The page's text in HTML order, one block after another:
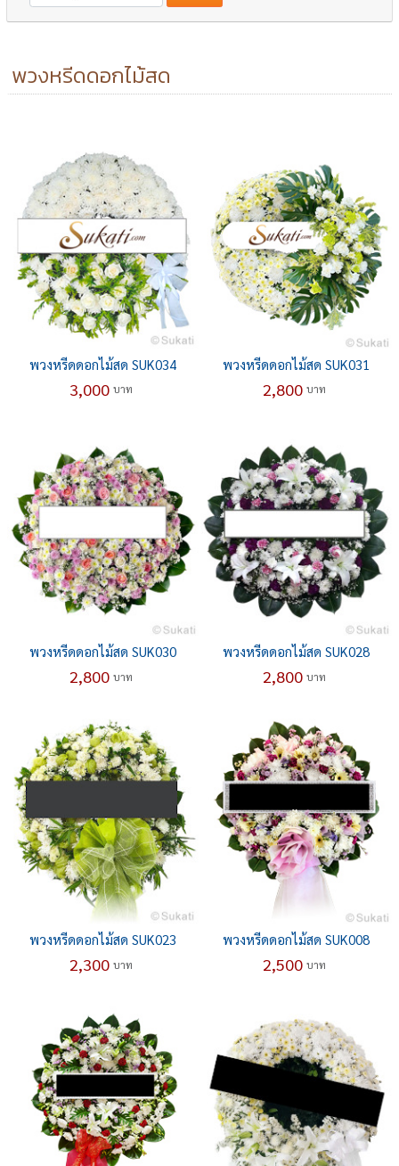
พวงหรีดดอกไม้สด
พวงหรีดดอกไม้สด SUK034
3,000 บาท
พวงหรีดดอกไม้สด SUK031
2,800 บาท
พวงหรีดดอกไม้สด SUK030
2,800 บาท
พวงหรีดดอกไม้สด SUK028
2,800 บาท
พวงหรีดดอกไม้สด SUK023
2,300 บาท
พวงหรีดดอกไม้สด SUK008
2,500 บาท